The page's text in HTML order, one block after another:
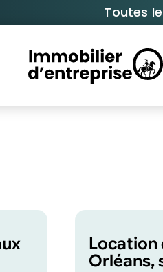
Toutes
Location
Orléans,